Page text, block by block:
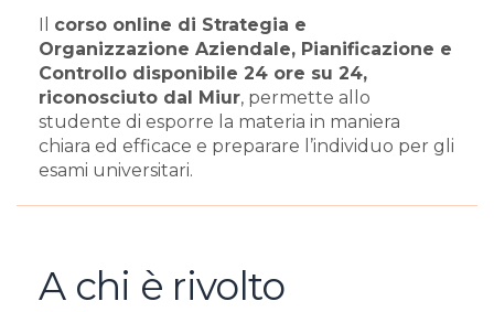
corso online di Strategia e
Organizzazione Aziendale, Pianificazione e
Controllo disponibile 24 ore su 24,
riconosciuto dal Miur, permette allo
studente di esporre la materia in maniera
chiara ed efficace e preparare l’individuo per gli
esami universitari.
A chi è rivolto